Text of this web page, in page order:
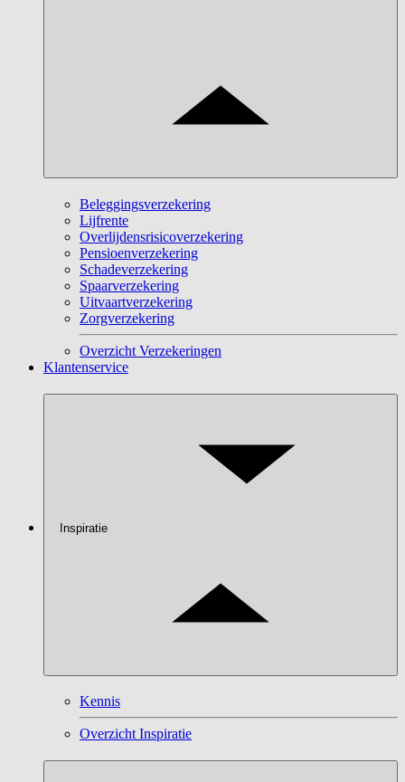
Beleggingsverzekering
Lijfrente
Overlijdensrisicoverzekering
Pensioenverzekering
Schadeverzekering
Spaarverzekering
Uitvaartverzekering
Zorgverzekering
Overzicht Verzekeringen
Klantenservice
Inspiratie
Kennis
Overzicht Inspiratie